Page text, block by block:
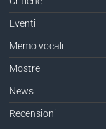
Eventi
Memo vocali
Mostre
News
Recensioni